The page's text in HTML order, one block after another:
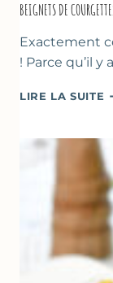
BEIGNETS DE
Exactement
! Parce qu’il y
LIRE LA SUITE
LA
–
À